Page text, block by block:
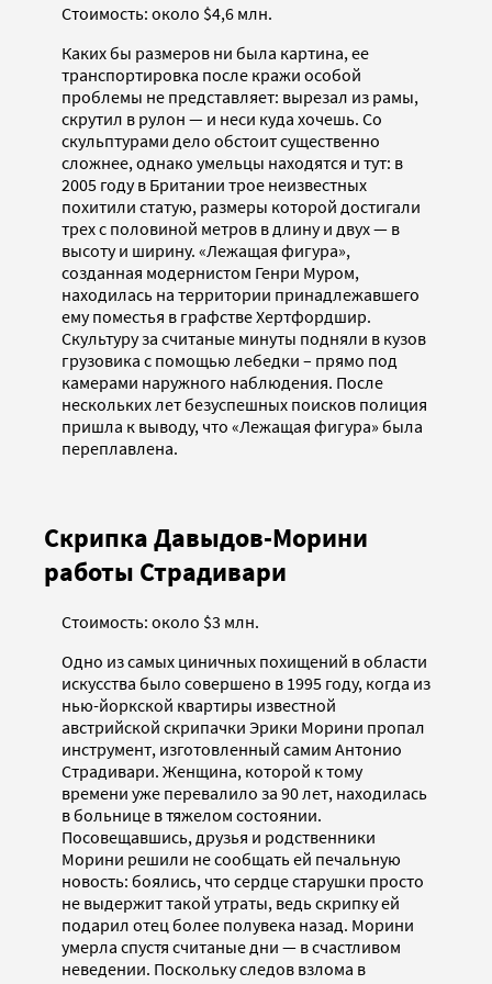
Стоимость: около $4,6 млн.
Каких бы размеров ни была картина, ее
транспортировка после кражи особой
проблемы не представляет: вырезал из рамы,
скрутил в рулон — и неси куда хочешь. Со
скульптурами дело обстоит существенно
сложнее, однако умельцы находятся и тут: в
2005 году в Британии трое неизвестных
похитили статую, размеры которой достигали
трех с половиной метров в длину и двух — в
высоту и ширину. «Лежащая фигура»,
созданная модернистом Генри Муром,
находилась на территории принадлежавшего
ему поместья в графстве Хертфордшир.
Скультуру за считаные минуты подняли в кузов
грузовика с помощью лебедки – прямо под
камерами наружного наблюдения. После
нескольких лет безуспешных поисков полиция
пришла к выводу, что «Лежащая фигура» была
переплавлена.
Скрипка Давыдов-Морини
работы Страдивари
Стоимость: около $3 млн.
Одно из самых циничных похищений в области
искусства было совершено в 1995 году, когда из
нью-йоркской квартиры известной
австрийской скрипачки Эрики Морини пропал
инструмент, изготовленный самим Антонио
Страдивари. Женщина, которой к тому
времени уже перевалило за 90 лет, находилась
в больнице в тяжелом состоянии.
Посовещавшись, друзья и родственники
Морини решили не сообщать ей печальную
новость: боялись, что сердце старушки просто
не выдержит такой утраты, ведь скрипку ей
подарил отец более полувека назад. Морини
умерла спустя считаные дни — в счастливом
неведении. Поскольку следов взлома в